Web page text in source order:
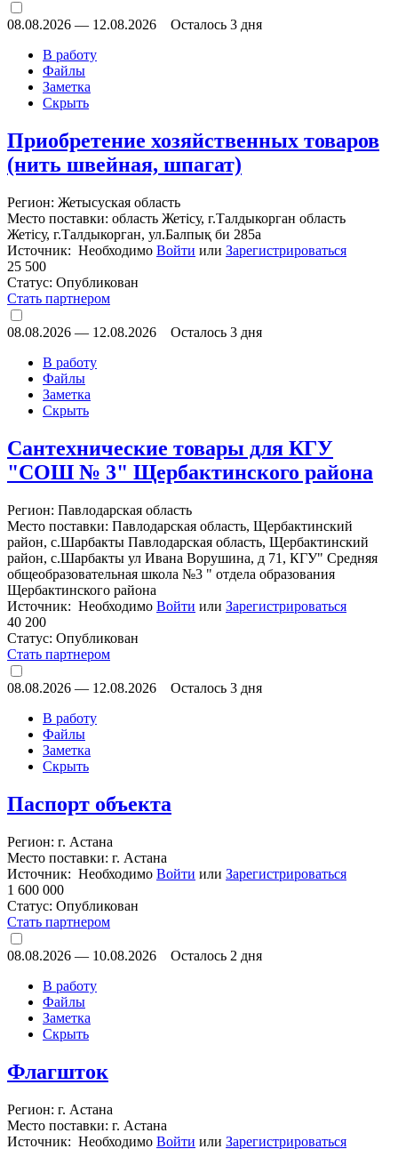
08.08.2026 — 12.08.2026
Осталось 3 дня
В работу
Файлы
Заметка
Скрыть
Приобретение хозяйственных товаров
(нить швейная, шпагат)
Регион: Жетысуская область
Место поставки: область Жетісу, г.Талдыкорган область
Жетісу, г.Талдыкорган, ул.Балпық би 285а
Источник: Необходимо Войти или Зарегистрироваться
25 500
Статус: Опубликован
Стать партнером
08.08.2026 — 12.08.2026
Осталось 3 дня
В работу
Файлы
Заметка
Скрыть
Сантехнические товары для КГУ
"СОШ № 3" Щербактинского района
Регион: Павлодарская область
Место поставки: Павлодарская область, Щербактинский
район, с.Шарбакты Павлодарская область, Щербактинский
район, с.Шарбакты ул Ивана Ворушина, д 71, КГУ" Средняя
общеобразовательная школа №3 " отдела образования
Щербактинского района
Источник: Необходимо Войти или Зарегистрироваться
40 200
Статус: Опубликован
Стать партнером
08.08.2026 — 12.08.2026
Осталось 3 дня
В работу
Файлы
Заметка
Скрыть
Паспорт объекта
Регион: г. Астана
Место поставки: г. Астана
Источник: Необходимо Войти или Зарегистрироваться
1 600 000
Статус: Опубликован
Стать партнером
08.08.2026 — 10.08.2026
Осталось 2 дня
В работу
Файлы
Заметка
Скрыть
Флагшток
Регион: г. Астана
Место поставки: г. Астана
Источник: Необходимо Войти или Зарегистрироваться